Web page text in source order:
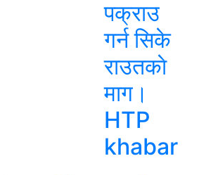
पक्राउ
गर्न सिके
राउतकाे
माग।
HTP
khabar